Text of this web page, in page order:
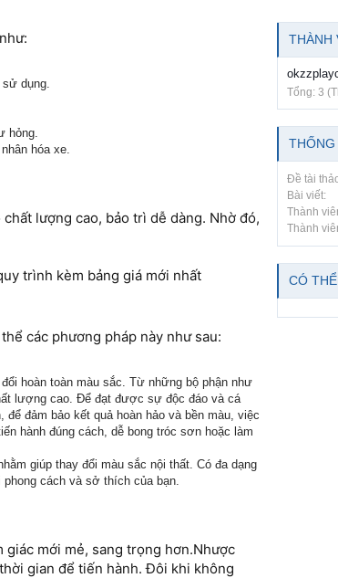
sử dụng.
hỏng.
hóa xe.
lượng cao, bảo trì dễ dàng. Nhờ đó,
trình kèm bảng giá mới nhất
các phương pháp này như sau:
hoàn toàn màu sắc. Từ những bộ phận như
lượng cao. Để đạt được sự độc đáo và cá
đảm bảo kết quả hoàn hảo và bền màu, việc
hành đúng cách, dễ bong tróc sơn hoặc làm
giúp thay đổi màu sắc nội thất. Có đa dạng
cách và sở thích của bạn.
giác mới mẻ, sang trọng hơn.Nhược
gian để tiến hành. Đôi khi không
THÀNH
Tổng: 3
Đề tài
Bài viết:
Thành
Thành
CÓ